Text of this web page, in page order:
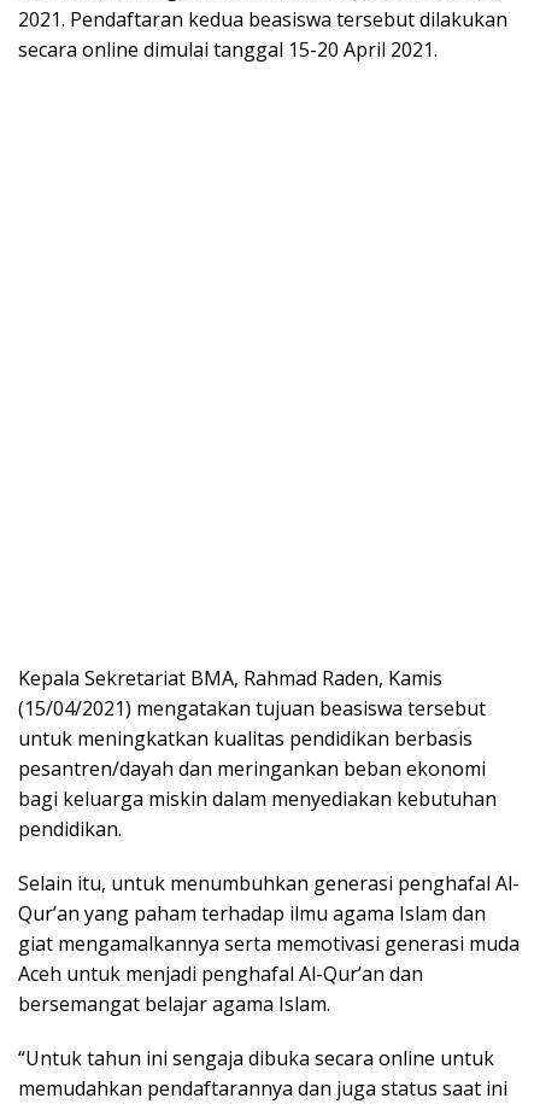
2021. Pendaftaran kedua beasiswa tersebut dilakukan
secara online dimulai tanggal 15-20 April 2021.
Kepala Sekretariat BMA, Rahmad Raden, Kamis
(15/04/2021) mengatakan tujuan beasiswa tersebut
untuk meningkatkan kualitas pendidikan berbasis
pesantren/dayah dan meringankan beban ekonomi
bagi keluarga miskin dalam menyediakan kebutuhan
pendidikan.
Selain itu, untuk menumbuhkan generasi penghafal Al-
Qur’an yang paham terhadap ilmu agama Islam dan
giat mengamalkannya serta memotivasi generasi muda
Aceh untuk menjadi penghafal Al-Qur’an dan
bersemangat belajar agama Islam.
“Untuk tahun ini sengaja dibuka secara online untuk
memudahkan pendaftarannya dan juga status saat ini